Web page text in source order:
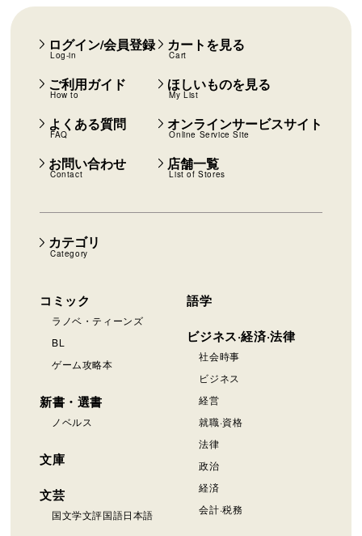
カテゴリ
Category
コミック
ラノベ・ティーンズ
BL
ゲーム攻略本
新書・選書
ノベルス
文庫
文芸
国文学文評国語日本語
語学
ビジネス·経済·法律
社会時事
ビジネス
経営
就職·資格
法律
政治
経済
会計·税務
ログイン/会員登録
Log-in
カートを見る
Cart
ご利用ガイド
How to
ほしいものを見る
My List
よくある質問
FAQ
オンラインサービスサイト
Online Service Site
お問い合わせ
Contact
店舗一覧
List of Stores